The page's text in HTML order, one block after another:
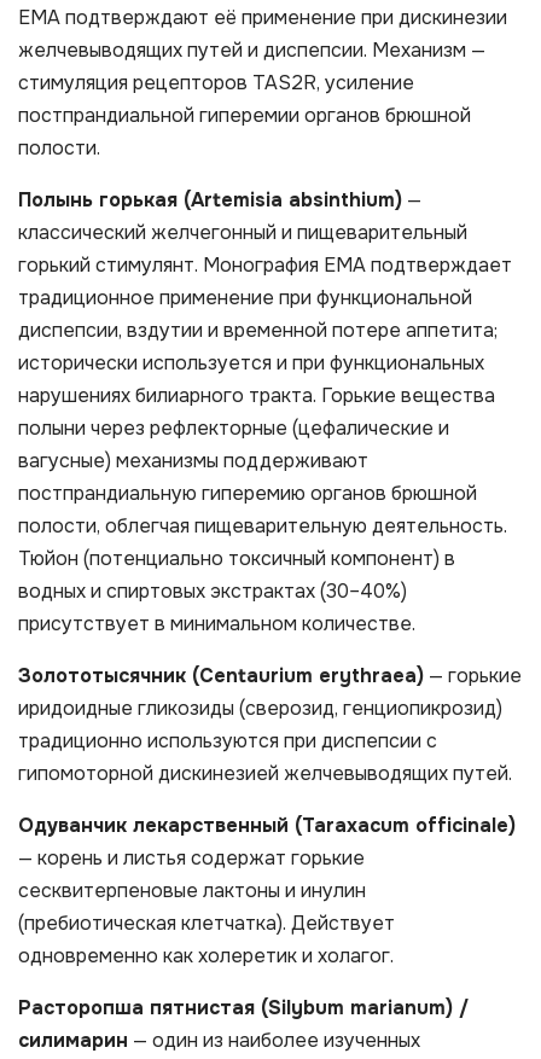
EMA подтверждают её применение при дискинезии
желчевыводящих путей и диспепсии. Механизм —
стимуляция рецепторов TAS2R, усиление
постпрандиальной гиперемии органов брюшной
полости.
Полынь горькая (Artemisia absinthium) —
классический желчегонный и пищеварительный
горький стимулянт. Монография EMA подтверждает
традиционное применение при функциональной
диспепсии, вздутии и временной потере аппетита;
исторически используется и при функциональных
нарушениях билиарного тракта. Горькие вещества
полыни через рефлекторные (цефалические и
вагусные) механизмы поддерживают
постпрандиальную гиперемию органов брюшной
полости, облегчая пищеварительную деятельность.
Тюйон (потенциально токсичный компонент) в
водных и спиртовых экстрактах (30–40%)
присутствует в минимальном количестве.
Золототысячник (Centaurium erythraea) — горькие
иридоидные гликозиды (сверозид, генциопикрозид)
традиционно используются при диспепсии с
гипомоторной дискинезией желчевыводящих путей.
Одуванчик лекарственный (Taraxacum officinale)
— корень и листья содержат горькие
сесквитерпеновые лактоны и инулин
(пребиотическая клетчатка). Действует
одновременно как холеретик и холагог.
Расторопша пятнистая (Silybum marianum) /
силимарин — один из наиболее изученных